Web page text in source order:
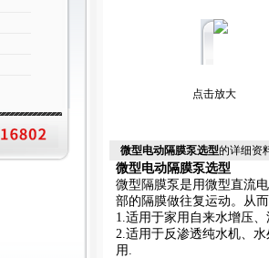
点击放大
微型电动隔膜泵选型的详细资
微型电动隔膜泵选型
微型隔膜泵是用微型直流
部的隔膜做往复运动。从
1.适用于家用自来水增压
2.适用于反渗透纯水机、
用.